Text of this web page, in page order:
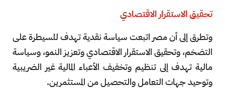
تحقيق الاستقرار الاقتصادي
وتطرق إلى أن مصر اتبعت سياسة نقدية تهدف للسيطرة على
التضخم، وتحقيق الاستقرار الاقتصادي وتعزيز النمو، وسياسة
مالية تهدف إلى تنظيم وتخفيف الأعباء المالية غير الضريبية
وتوحيد جهات التعامل والتحصيل من المستثمرين.